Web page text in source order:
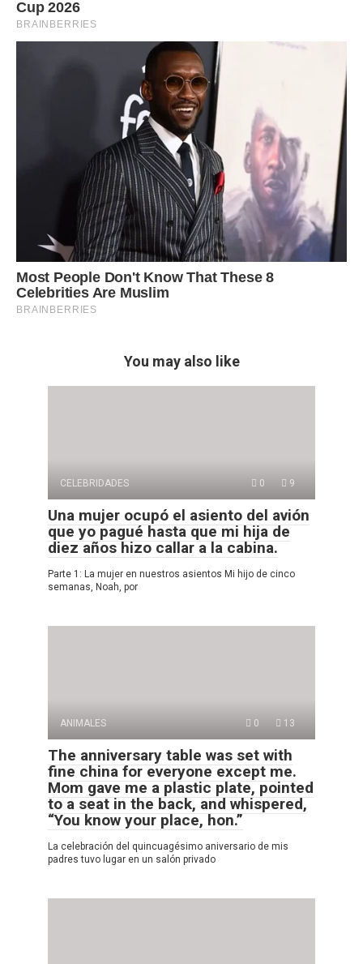
You may also like
CELEBRIDADES 0 9
Una mujer ocupó el asiento del avión
que yo pagué hasta que mi hija de
diez años hizo callar a la cabina.
Parte 1: La mujer en nuestros asientos Mi hijo de cinco
semanas, Noah, por
ANIMALES 0 13
The anniversary table was set with
fine china for everyone except me.
Mom gave me a plastic plate, pointed
to a seat in the back, and whispered,
“You know your place, hon.”
La celebración del quincuagésimo aniversario de mis
padres tuvo lugar en un salón privado